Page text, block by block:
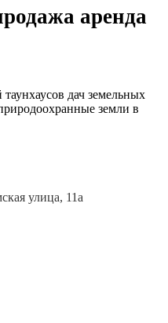
аренда
дач земельных
земли в